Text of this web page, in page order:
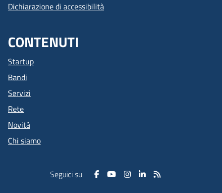
Dichiarazione di accessibilità
CONTENUTI
Startup
Bandi
Servizi
Rete
Novità
Chi siamo
Seguici su